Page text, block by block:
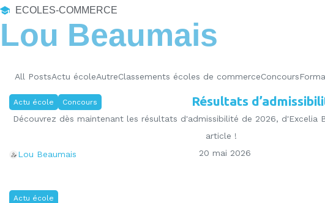
ECOLES-COMMERCE
Lou Beaumais
All PostsActu écoleAutreClassements écoles de commerceConcours
Actu école Concours Résultats
Découvrez dès maintenant les résultats d'admissibilité de 2026, d'Excelia
article !
Lou Beaumais
20 mai 2026
Actu école